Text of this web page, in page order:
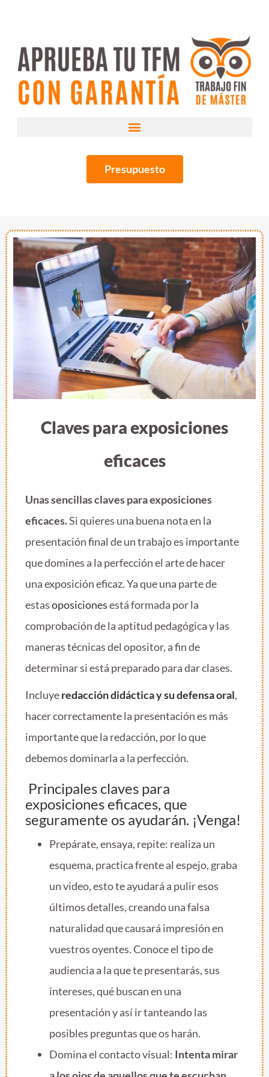
Presupuesto
Claves para exposiciones
eficaces
Unas sencillas claves para exposiciones
eficaces.Si quieres una buena nota en la
presentación final de un trabajo es importante
que domines a la perfección el arte de hacer
una exposición eficaz. Ya que una parte de
estasoposicionesestá formada por la
comprobación de la aptitud pedagógica y las
maneras técnicas del opositor, a fin de
determinar si está preparado para dar clases.
Incluyeredacción didáctica y su defensa oral,
hacer correctamente la presentación es más
importante que la redacción, por lo que
debemos dominarla a la perfección.
Principales claves para
exposiciones eficaces, que
seguramente os ayudarán. ¡Venga!
Prepárate, ensaya, repite: realiza un
esquema, practica frente al espejo, graba
un video, esto te ayudará a pulir esos
últimos detalles, creando una falsa
naturalidad que causará impresión en
vuestros oyentes. Conoce el tipo de
audiencia a la que te presentarás, sus
intereses, qué buscan en una
presentación y así ir tanteando las
posibles preguntas que os harán.
Domina el contacto visual: Intenta mirar